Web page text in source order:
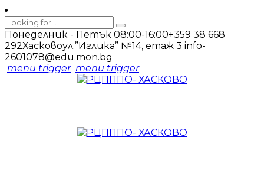
Понеделник - Петък 08:00-16:00+359 38 668
292Хасковоул.”Иглика” №14, етаж 3 info-
2601078@edu.mon.bg
menu trigger menu trigger